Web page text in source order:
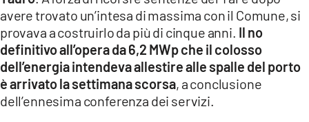
ILREGGINO.IT
COSENZACHANNEL.IT
ILVIBONESE.IT
avere trovato un’intesa di massima con il Comune, si
provava a costruirlo da più di cinque anni. Il no
definitivo all’opera da 6,2 MWp che il colosso
dell’energia intendeva allestire alle spalle del porto
è arrivato la settimana scorsa, a conclusione
dell’ennesima conferenza dei servizi.